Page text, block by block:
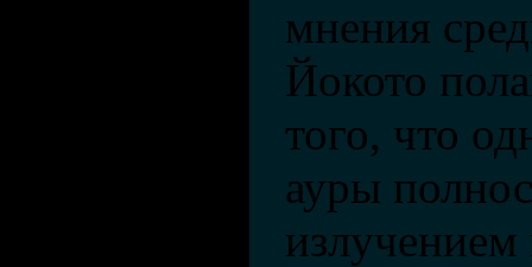
мнения
Йокото
того, что
ауры
излучением